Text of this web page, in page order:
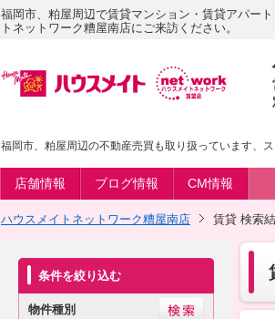
福岡市、粕屋周辺で賃貸マンション・賃貸アパー
トネットワーク糟屋南店にご来訪ください。
福岡市、粕屋周辺の不動産売買も取り扱っています、
店舗情報 ブログ情報 CM情報
ハウスメイトネットワーク糟屋南店 賃貸 検索
条件を絞り込む
物件種別